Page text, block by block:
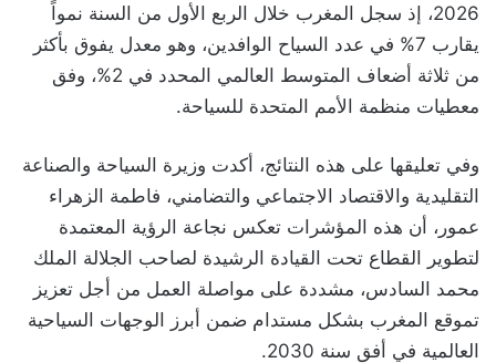
2026، إذ سجل المغرب خلال الربع الأول من السنة نمواً
يقارب 7% في عدد السياح الوافدين، وهو معدل يفوق بأكثر
من ثلاثة أضعاف المتوسط العالمي المحدد في 2%، وفق
معطيات منظمة الأمم المتحدة للسياحة.
وفي تعليقها على هذه النتائج، أكدت وزيرة السياحة والصناعة
التقليدية والاقتصاد الاجتماعي والتضامني، فاطمة الزهراء
عمور، أن هذه المؤشرات تعكس نجاعة الرؤية المعتمدة
لتطوير القطاع تحت القيادة الرشيدة لصاحب الجلالة الملك
محمد السادس، مشددة على مواصلة العمل من أجل تعزيز
تموقع المغرب بشكل مستدام ضمن أبرز الوجهات السياحية
العالمية في أفق سنة 2030.